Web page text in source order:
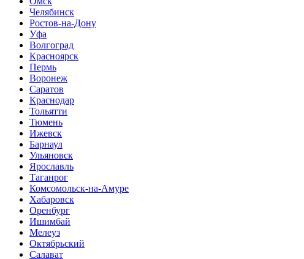
Челябинск
Ростов-на-Дону
Уфа
Волгоград
Красноярск
Пермь
Воронеж
Саратов
Краснодар
Тольятти
Тюмень
Ижевск
Барнаул
Ульяновск
Ярославль
Таганрог
Комсомольск-на-Амуре
Хабаровск
Оренбург
Ишимбай
Мелеуз
Октябрьский
Салават